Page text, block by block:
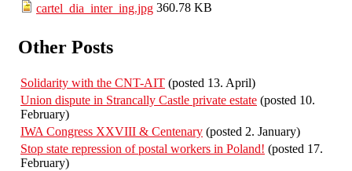
cartel_dia_inter_ing.jpg 360.78 KB
Other Posts
Solidarity with the CNT-AIT (posted 13. April)
Union dispute in Strancally Castle private estate (posted 10.
February)
IWA Congress XXVIII & Centenary (posted 2. January)
Stop state repression of postal workers in Poland! (posted 17.
February)